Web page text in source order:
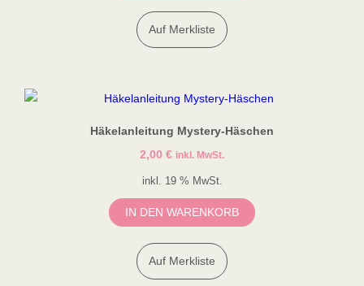
Auf Merkliste
Häkelanleitung Mystery-Häschen
2,00 € inkl. MwSt.
inkl. 19 % MwSt.
IN DEN WARENKORB
Auf Merkliste